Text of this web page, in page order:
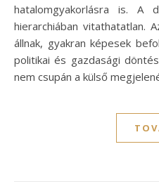
hatalomgyakorlásra is. A
hierarchiában vitathatatlan.
állnak, gyakran képesek
politikai és gazdasági
nem csupán a külső